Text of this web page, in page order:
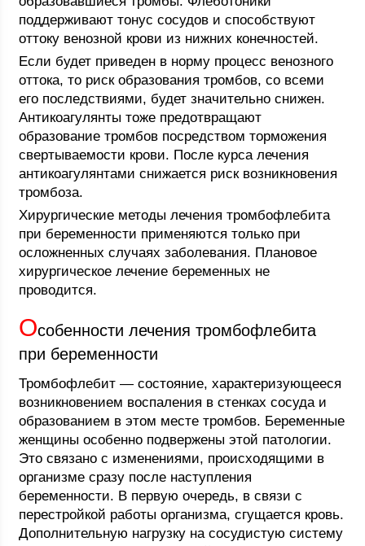
поддерживают тонус сосудов и способствуют
оттоку венозной крови из нижних конечностей.
Если будет приведен в норму процесс венозного
оттока, то риск образования тромбов, со всеми
его последствиями, будет значительно снижен.
Антикоагулянты тоже предотвращают
образование тромбов посредством торможения
свертываемости крови. После курса лечения
антикоагулянтами снижается риск возникновения
тромбоза.
Хирургические методы лечения тромбофлебита
при беременности применяются только при
осложненных случаях заболевания. Плановое
хирургическое лечение беременных не
проводится.
Особенности лечения тромбофлебита
при беременности
Тромбофлебит — состояние, характеризующееся
возникновением воспаления в стенках сосуда и
образованием в этом месте тромбов. Беременные
женщины особенно подвержены этой патологии.
Это связано с изменениями, происходящими в
организме сразу после наступления
беременности. В первую очередь, в связи с
перестройкой работы организма, сгущается кровь.
Дополнительную нагрузку на сосудистую систему